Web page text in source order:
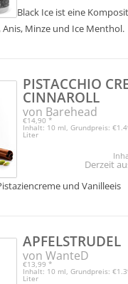
Black Ice ist eine
Anis, Minze und Ice Menthol.
PISTACCHIO
CINNAROLL
von Barehead
€14,90 *
Inhalt: 10 ml, Grundpreis:
Liter
Derzeit
und Vanilleeis
APFELSTRUDEL
von WanteD
€13,99 *
Inhalt: 10 ml, Grundpreis:
Liter